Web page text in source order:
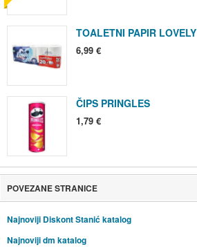
TOALETNI PAPIR LOVELY
6,99 €
ČIPS PRINGLES
1,79 €
POVEZANE STRANICE
Najnoviji Diskont Stanić katalog
Najnoviji dm katalog